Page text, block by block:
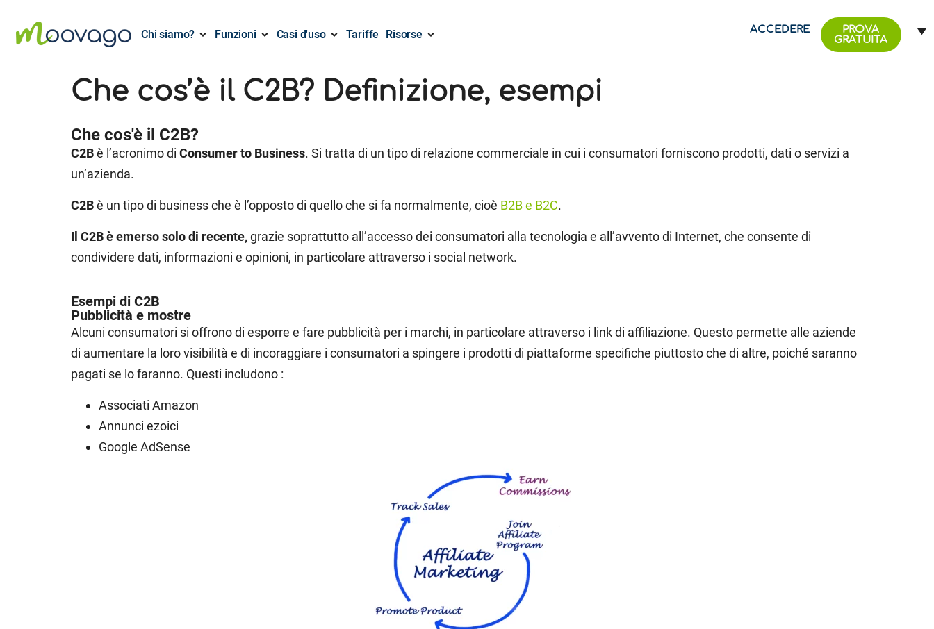
Chi siamo? Funzioni Casi d'uso Tariffe Risorse ACCEDERE
PROVA
GRATUITA
Che cos’è il C2B? Definizione, esempi
Che cos'è il C2B?
C2Bè l’acronimo di Consumer to Business. Si tratta di un tipo di relazione commerciale in cui i consumatori forniscono prodotti, dati o servizi a
un’azienda.
C2Bè un tipo di business che è l’opposto di quello che si fa normalmente, cioè B2B e B2C.
Il C2B è emerso solo di recente,grazie soprattutto all’accesso dei consumatori alla tecnologia e all’avvento di Internet, che consente di
condividere dati, informazioni e opinioni, in particolare attraverso i social network.
Esempi di C2B
Pubblicità e mostre
Alcuni consumatori si offrono di esporre e fare pubblicità per i marchi, in particolare attraverso i link di affiliazione. Questo permette alle aziende
di aumentare la loro visibilità e di incoraggiare i consumatori a spingere i prodotti di piattaforme specifiche piuttosto che di altre, poiché saranno
pagati se lo faranno. Questi includono :
Associati Amazon
Annunci ezoici
Google AdSense